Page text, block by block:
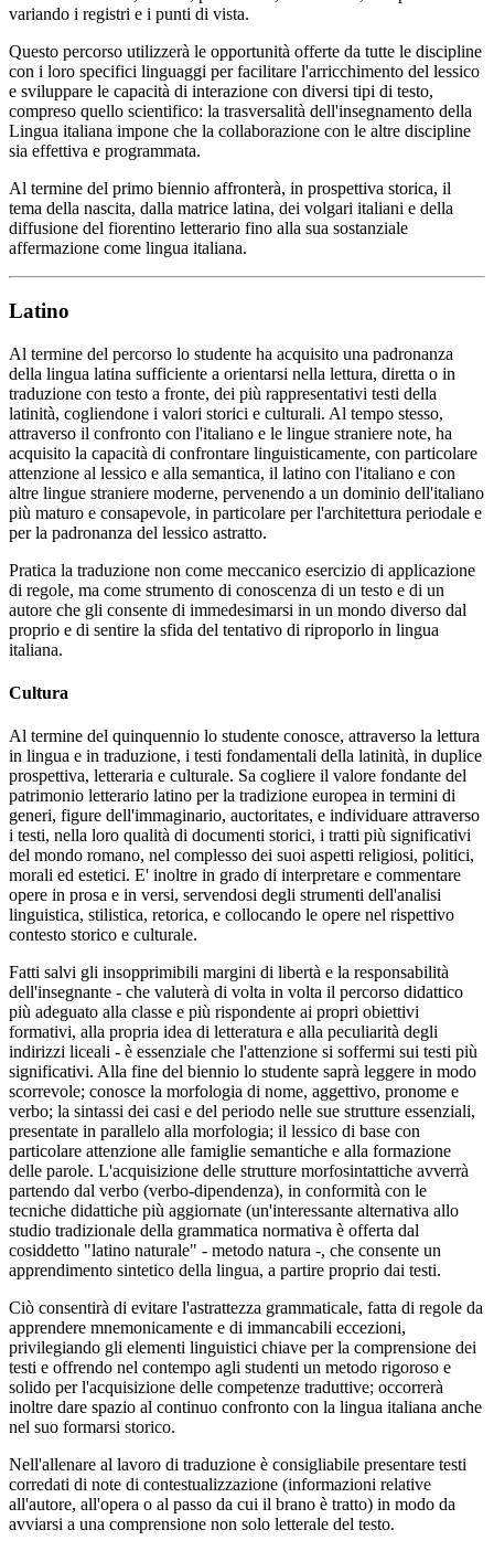
variando i registri e i punti di vista.
Questo percorso utilizzerà le opportunità offerte da tutte le discipline
con i loro specifici linguaggi per facilitare l'arricchimento del lessico
e sviluppare le capacità di interazione con diversi tipi di testo,
compreso quello scientifico: la trasversalità dell'insegnamento della
Lingua italiana impone che la collaborazione con le altre discipline
sia effettiva e programmata.
Al termine del primo biennio affronterà, in prospettiva storica, il
tema della nascita, dalla matrice latina, dei volgari italiani e della
diffusione del fiorentino letterario fino alla sua sostanziale
affermazione come lingua italiana.
Latino
Al termine del percorso lo studente ha acquisito una padronanza
della lingua latina sufficiente a orientarsi nella lettura, diretta o in
traduzione con testo a fronte, dei più rappresentativi testi della
latinità, cogliendone i valori storici e culturali. Al tempo stesso,
attraverso il confronto con l'italiano e le lingue straniere note, ha
acquisito la capacità di confrontare linguisticamente, con particolare
attenzione al lessico e alla semantica, il latino con l'italiano e con
altre lingue straniere moderne, pervenendo a un dominio dell'italiano
più maturo e consapevole, in particolare per l'architettura periodale e
per la padronanza del lessico astratto.
Pratica la traduzione non come meccanico esercizio di applicazione
di regole, ma come strumento di conoscenza di un testo e di un
autore che gli consente di immedesimarsi in un mondo diverso dal
proprio e di sentire la sfida del tentativo di riproporlo in lingua
italiana.
Cultura
Al termine del quinquennio lo studente conosce, attraverso la lettura
in lingua e in traduzione, i testi fondamentali della latinità, in duplice
prospettiva, letteraria e culturale. Sa cogliere il valore fondante del
patrimonio letterario latino per la tradizione europea in termini di
generi, figure dell'immaginario, auctoritates, e individuare attraverso
i testi, nella loro qualità di documenti storici, i tratti più significativi
del mondo romano, nel complesso dei suoi aspetti religiosi, politici,
morali ed estetici. E' inoltre in grado di interpretare e commentare
opere in prosa e in versi, servendosi degli strumenti dell'analisi
linguistica, stilistica, retorica, e collocando le opere nel rispettivo
contesto storico e culturale.
Fatti salvi gli insopprimibili margini di libertà e la responsabilità
dell'insegnante - che valuterà di volta in volta il percorso didattico
più adeguato alla classe e più rispondente ai propri obiettivi
formativi, alla propria idea di letteratura e alla peculiarità degli
indirizzi liceali - è essenziale che l'attenzione si soffermi sui testi più
significativi. Alla fine del biennio lo studente saprà leggere in modo
scorrevole; conosce la morfologia di nome, aggettivo, pronome e
verbo; la sintassi dei casi e del periodo nelle sue strutture essenziali,
presentate in parallelo alla morfologia; il lessico di base con
particolare attenzione alle famiglie semantiche e alla formazione
delle parole. L'acquisizione delle strutture morfosintattiche avverrà
partendo dal verbo (verbo-dipendenza), in conformità con le
tecniche didattiche più aggiornate (un'interessante alternativa allo
studio tradizionale della grammatica normativa è offerta dal
cosiddetto "latino naturale" - metodo natura -, che consente un
apprendimento sintetico della lingua, a partire proprio dai testi.
Ciò consentirà di evitare l'astrattezza grammaticale, fatta di regole da
apprendere mnemonicamente e di immancabili eccezioni,
privilegiando gli elementi linguistici chiave per la comprensione dei
testi e offrendo nel contempo agli studenti un metodo rigoroso e
solido per l'acquisizione delle competenze traduttive; occorrerà
inoltre dare spazio al continuo confronto con la lingua italiana anche
nel suo formarsi storico.
Nell'allenare al lavoro di traduzione è consigliabile presentare testi
corredati di note di contestualizzazione (informazioni relative
all'autore, all'opera o al passo da cui il brano è tratto) in modo da
avviarsi a una comprensione non solo letterale del testo.